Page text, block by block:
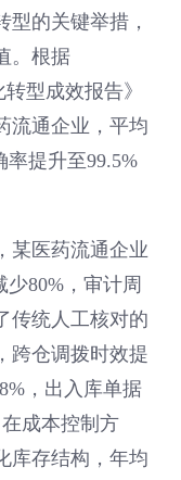
的关键举措，
。根据
型成效报告》
流通企业，平均
率提升至99.5%
某医药流通企业
80%，审计周
传统人工核对的
跨仓调拨时效提
，出入库单据
成本控制方
库存结构，年均